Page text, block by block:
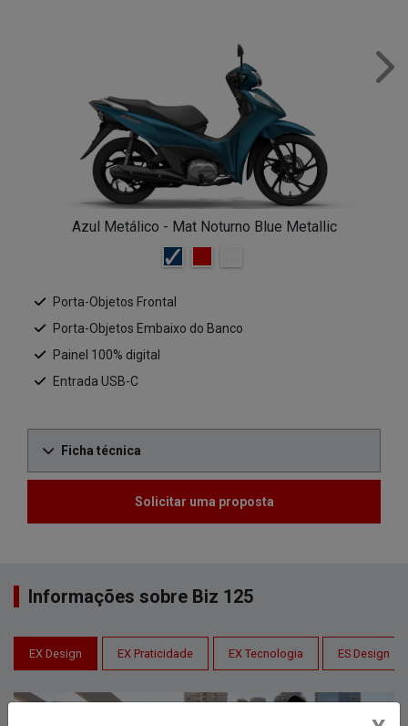
Azul Metálico - Mat Noturno Blue Metallic
Porta-Objetos Frontal
Porta-Objetos Embaixo do Banco
Painel 100% digital
Entrada USB-C
Ficha técnica
Solicitar uma proposta
Informações sobre Biz 125
EX Design EX Praticidade EX Tecnologia ES Design